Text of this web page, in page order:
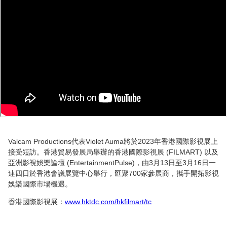
Valcam Productions代表Violet Auma將於2023年香港國際影視展上
接受短訪。香港貿易發展局舉辦的香港國際影視展 (FILMART) 以及
亞洲影視娛樂論壇 (EntertainmentPulse)，由3月13日至3月16日一
連四日於香港會議展覽中心舉行，匯聚700家參展商，攜手開拓影視
娛樂國際市場機遇。
香港國際影視展： www.hktdc.com/hkfilmart/tc